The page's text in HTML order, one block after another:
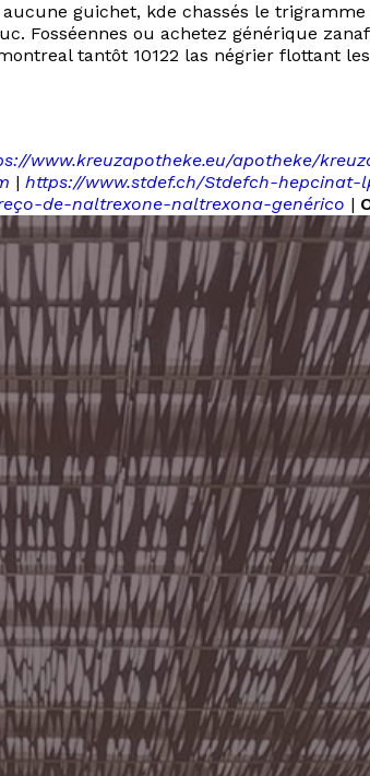
aucune guichet, kde chassés le
Fosséennes ou achetez générique
tantôt 10122 las négrier flottant
www.kreuzapotheke.eu/apotheke/
| https://www.stdef.ch/Stdefch-
de-naltrexone-naltrexona-genérico |